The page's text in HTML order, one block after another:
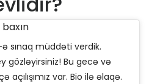
sınaq müddəti verdik.
gözləyirsiniz! Bu gecə və
var. Bio ilə əlaqə.